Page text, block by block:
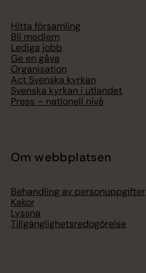
Hitta församling
Bli medlem
Lediga jobb
Ge en gåva
Organisation
Act Svenska kyrkan
Svenska kyrkan i utlandet
Press – nationell nivå
Om webbplatsen
Behandling av personuppgifter
Kakor
Lyssna
Tillgänglighetsredogörelse